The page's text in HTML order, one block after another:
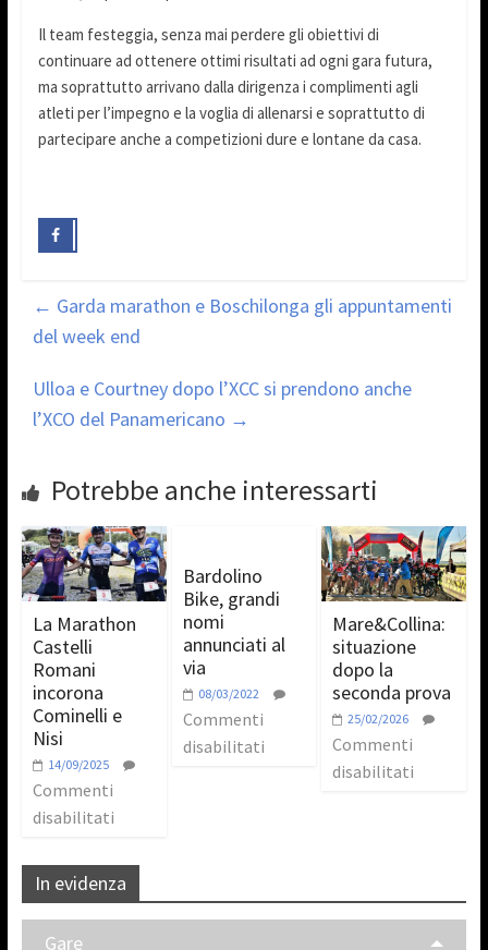
Il team festeggia, senza mai perdere gli obiettivi di
continuare ad ottenere ottimi risultati ad ogni gara futura,
ma soprattutto arrivano dalla dirigenza i complimenti agli
atleti per l’impegno e la voglia di allenarsi e soprattutto di
partecipare anche a competizioni dure e lontane da casa.
← Garda marathon e Boschilonga gli appuntamenti
del week end
Ulloa e Courtney dopo l’XCC si prendono anche
l’XCO del Panamericano →
Potrebbe anche interessarti
La Marathon
Castelli
Romani
incorona
Cominelli e
Nisi
14/09/2025
Commenti
disabilitati
Bardolino
Bike, grandi
nomi
annunciati al
via
08/03/2022
Commenti
disabilitati
Mare&Collina:
situazione
dopo la
seconda prova
25/02/2026
Commenti
disabilitati
In evidenza
Gare